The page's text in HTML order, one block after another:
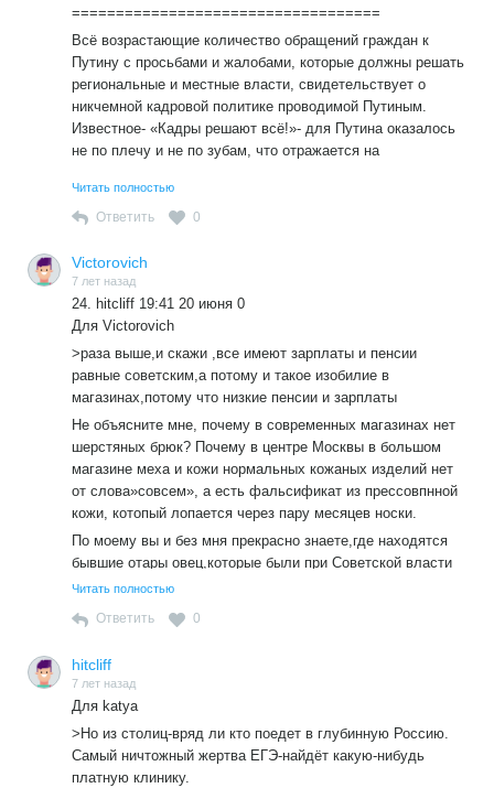
ждет такая же участь: умрем и протухнем под
солнечными лучами. Не знаю, почему местные власти не
озабочены, чтобы наш морг работал. Тут же есть
ритуальные фирмы, которые могли бы этим заняться, но,
видимо, — им невыгодно».
===================================
Всё возрастающие количество обращений граждан к
Путину с просьбами и жалобами, которые должны решать
региональные и местные власти, свидетельствует о
никчемной кадровой политике проводимой Путиным.
Известное- «Кадры решают всё!»- для Путина оказалось
не по плечу и не по зубам, что отражается на
ВЫНУЖДЕНЫ обращаться к нему.
Надо решать вопрос с кадрами и об их ответственности
устраивать спектакль «Вот приедет барин, барин и
рассудит». После выступления «барина» по ТВ ЧТО
ИЗМЕНИТСЯ В СТРАНЕ К ЛУЧШЕМУ? НИ-ЧЕ-ГО! Одни
пустые надежды и разочарование граждан.
Читать полностью
Ответить 0
Victorovich
7 лет назад
24. hitcliff 19:41 20 июня 0
Для Victorovich
>раза выше,и скажи ,все имеют зарплаты и пенсии
равные советским,а потому и такое изобилие в
магазинах,потому что низкие пенсии и зарплаты
Не объясните мне, почему в современных магазинах нет
шерстяных брюк? Почему в центре Москвы в большом
магазине меха и кожи нормальных кожаных изделий нет
от слова»совсем», а есть фальсификат из прессовпнной
кожи, котопый лопается через пару месяцев носки.
По моему вы и без мня прекрасно знаете,где находятся
бывшие отары овец,которые были при Советской власти
,как и текстильная промышленность ,да и вся легкая
полностью,может взглянуть в данные Росстата,а потому
дерьмо,которое как вы сказали ,через два месяца
пополняет наши свалки ,уничтожая окружающую среду и
создавая угрозу жизни российских аборигенов,которые
вынуждены пить грязную воду и дышать отравленным
смогом,вместо чистой воды и чистого воздуха.
Читать полностью
Ответить 0
hitcliff
7 лет назад
Для katya
>Но из столиц-вряд ли кто поедет в глубинную Россию.
Самый ничтожный жертва ЕГЭ-найдёт какую-нибудь
платную клинику.